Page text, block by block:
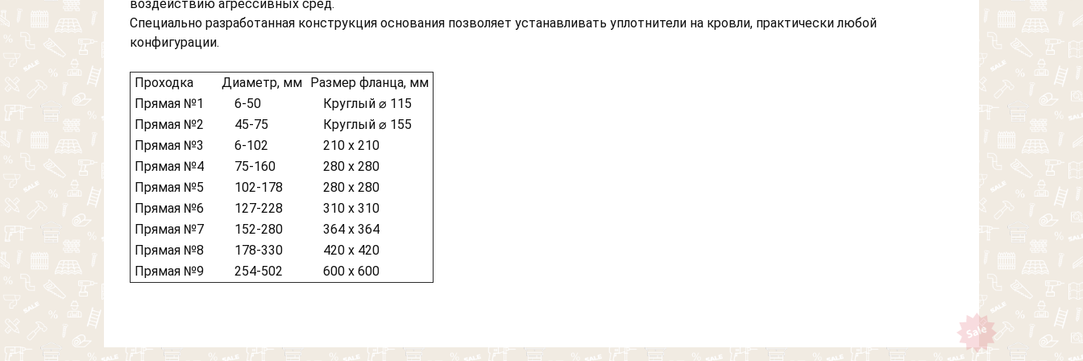
воздействию агрессивных сред.
Специально разработанная конструкция основания позволяет устанавливать уплотнители на кровли, практически любой
конфигурации.
Проходка Диаметр, мм Размер фланца, мм
Прямая №1
6-50
Круглый ⌀ 115
Прямая №2
45-75
Круглый ⌀ 155
Прямая №3
6-102
210 х 210
Прямая №4
75-160
280 х 280
Прямая №5
102-178
280 х 280
Прямая №6
127-228
310 х 310
Прямая №7
152-280
364 х 364
Прямая №8
178-330
420 х 420
Прямая №9
254-502 600 х 600